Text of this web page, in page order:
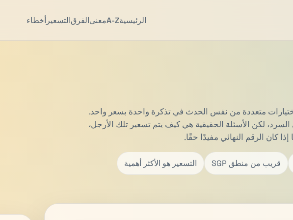
الرئيسيةA-Zمعنىالفرقالتسعير أخطاء
متعددة من نفس الحدث في تذكرة واحدة بسعر واحد.
السرد، لكن الأسئلة الحقيقية هي كيف يتم تسعير تلك الأرجل،
كان الرقم النهائي مفيدًا حقًا.
قريب من منطق SGP التسعير هو الأكثر أهمية